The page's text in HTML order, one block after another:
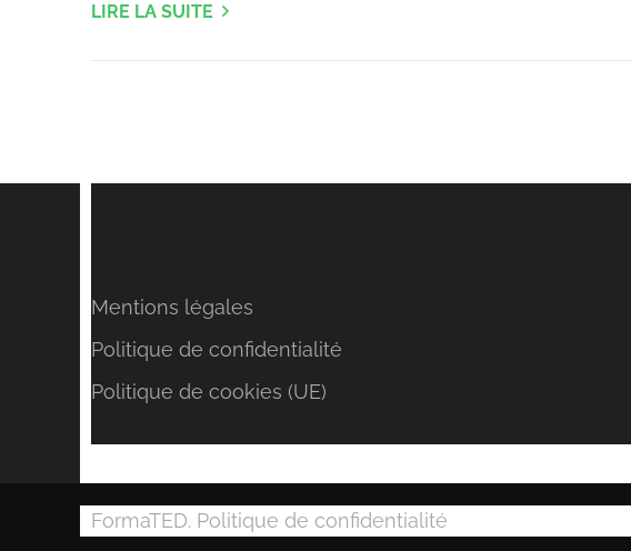
LIRE LA SUITE
Mentions légales
Politique de confidentialité
Politique de cookies (UE)
FormaTED. Politique de confidentialité